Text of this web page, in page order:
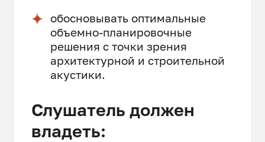
обосновывать оптимальные
объемно-планировочные
решения с точки зрения
архитектурной и строительной
акустики.
Слушатель должен
владеть: